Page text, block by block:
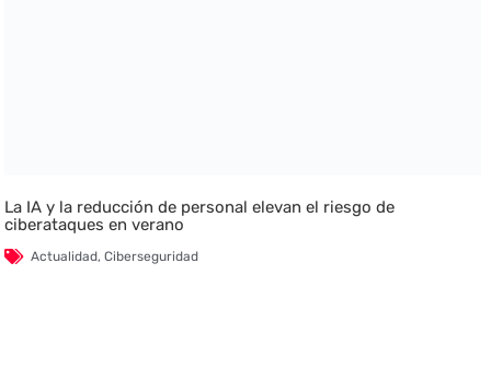
La IA y la reducción de personal elevan el riesgo de
ciberataques en verano
Actualidad,Ciberseguridad